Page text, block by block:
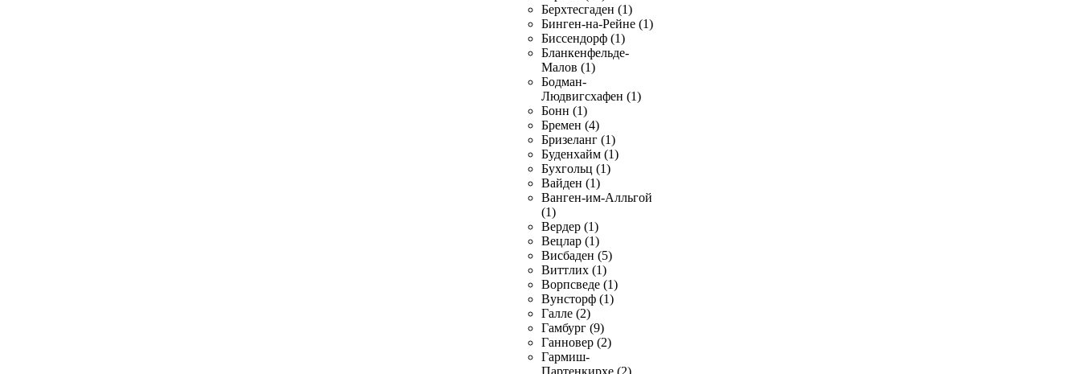
Берхтесгаден (1)
Бинген-на-Рейне (1)
Биссендорф (1)
Бланкенфельде-
Малов (1)
Бодман-
Людвигсхафен (1)
Бонн (1)
Бремен (4)
Бризеланг (1)
Буденхайм (1)
Бухгольц (1)
Вайден (1)
Ванген-им-Алльгой
(1)
Вердер (1)
Вецлар (1)
Висбаден (5)
Виттлих (1)
Ворпсведе (1)
Вунсторф (1)
Галле (2)
Гамбург (9)
Ганновер (2)
Гармиш-
Партенкирхе (2)